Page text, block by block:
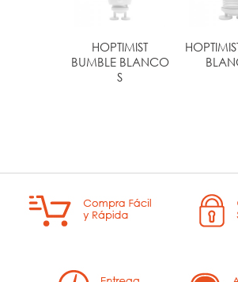
HOPTIMIST
BUMBLE BLANCO
S